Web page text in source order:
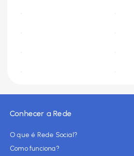
Conhecer a Rede
O que é Rede Social?
Como funciona?